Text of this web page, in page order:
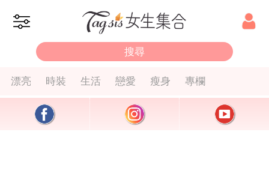
漂亮 時裝 生活 戀愛 瘦身 專欄